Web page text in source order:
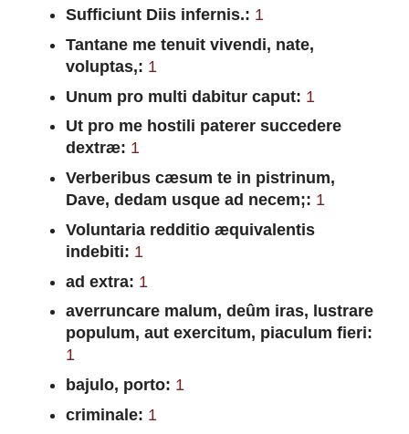
Sufficiunt Diis infernis.: 1
Tantane me tenuit vivendi, nate,
voluptas,: 1
Unum pro multi dabitur caput: 1
Ut pro me hostili paterer succedere
dextræ: 1
Verberibus cæsum te in pistrinum,
Dave, dedam usque ad necem;: 1
Voluntaria redditio æquivalentis
indebiti: 1
ad extra: 1
averruncare malum, deûm iras, lustrare
populum, aut exercitum, piaculum fieri:
1
bajulo, porto: 1
criminale: 1